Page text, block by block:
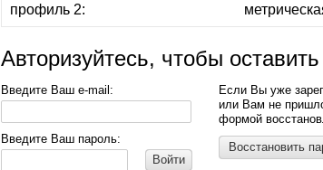
профиль 2:
Авторизуйтесь, чтобы
Введите Ваш e-mail:
Введите Ваш пароль:
Войти
Если Вы уже
или Вам не
формой
Восстановить